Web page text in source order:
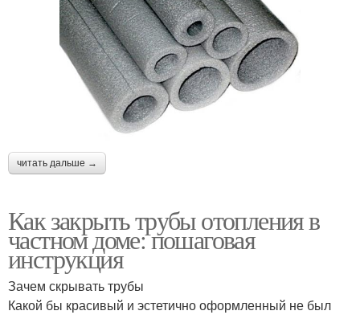
читать дальше →
Как закрыть трубы отопления в
частном доме: пошаговая
инструкция
Зачем скрывать трубы
Какой бы красивый и эстетично оформленный не был